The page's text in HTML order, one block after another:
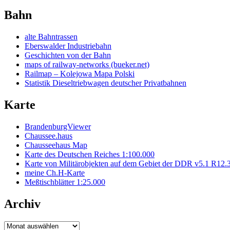
Bahn
alte Bahntrassen
Eberswalder Industriebahn
Geschichten von der Bahn
maps of railway-networks (bueker.net)
Railmap – Kolejowa Mapa Polski
Statistik Dieseltriebwagen deutscher Privatbahnen
Karte
BrandenburgViewer
Chaussee.haus
Chausseehaus Map
Karte des Deutschen Reiches 1:100.000
Karte von Militärobjekten auf dem Gebiet der DDR v5.1
meine Ch.H-Karte
Meßtischblätter 1:25.000
Archiv
Archiv